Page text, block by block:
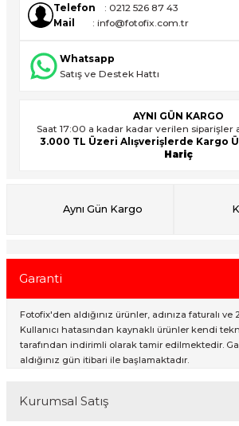
Telefon
: 0212 526 87 43
Mail
: info@fotofix.com.tr
Whatsapp
Satış ve Destek Hattı
AYNI GÜN KARGO
Saat 17:00 a kadar kadar verilen siparişler
3.000 TL Üzeri Alışverişlerde Kargo
Hariç
Aynı Gün Kargo
Garanti
Fotofix'den aldığınız ürünler, adınıza faturalı ve
Kullanıcı hatasından kaynaklı ürünler kendi
tarafından indirimli olarak tamir edilmektedir.
aldığınız gün itibari ile başlamaktadır.
Kurumsal Satış